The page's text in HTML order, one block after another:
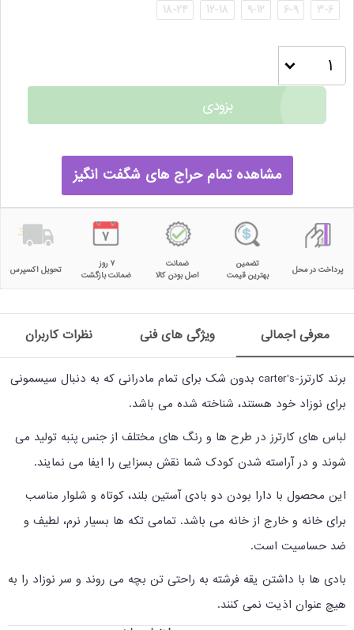
3-6
6-9
9-12
12-18
18-24
بزودی
مشاهده تمام حراج های شگفت انگیز
پرداخت در محل
تضمین
بهترین قیمت
ضمانت
اصل بودن کالا
۷ روز
ضمانت بازگشت
تحویل اکسپرس
معرفی اجمالی ویژگی های فنی نظرات کاربران
برند کارترز-carter's بدون شک برای تمام مادرانی که به دنبال سیسمونی
برای نوزاد خود هستند، شناخته شده می باشد.
لباس های کارترز در طرح ها و رنگ های مختلف از جنس پنبه تولید می
شوند و در آراسته شدن کودک شما نقش بسزایی را ایفا می نمایند.
این محصول با دارا بودن دو بادی آستین بلند، کوتاه و شلوار مناسب
برای خانه و خارج از خانه می باشد. تمامی تکه ها بسیار نرم، لطیف و
ضد حساسیت است.
بادی ها با داشتن یقه فرشته به راحتی تن بچه می روند و سر نوزاد را به
هیچ عنوان اذیت نمی کنند.